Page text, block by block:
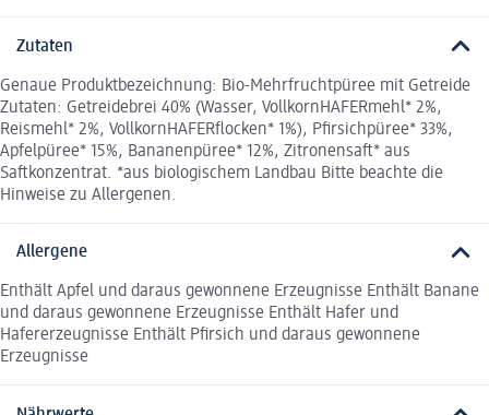
Zutaten
Genaue Produktbezeichnung: Bio-Mehrfruchtpüree mit Getreide
Zutaten: Getreidebrei 40% (Wasser, VollkornHAFERmehl* 2%,
Reismehl* 2%, VollkornHAFERflocken* 1%), Pfirsichpüree* 33%,
Apfelpüree* 15%, Bananenpüree* 12%, Zitronensaft* aus
Saftkonzentrat. *aus biologischem Landbau Bitte beachte die
Hinweise zu Allergenen.
Allergene
Enthält Apfel und daraus gewonnene Erzeugnisse Enthält Banane
und daraus gewonnene Erzeugnisse Enthält Hafer und
Hafererzeugnisse Enthält Pfirsich und daraus gewonnene
Erzeugnisse